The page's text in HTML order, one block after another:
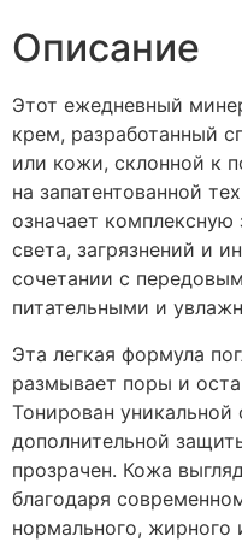
Описание
Этот ежедневный
крем, разработанный
или кожи, склонной к
на запатентованной
означает комплексную
света, загрязнений и
сочетании с
питательными и
Эта легкая формула
размывает поры и
Тонирован
дополнительной
прозрачен. Кожа
благодаря
нормального, жирного